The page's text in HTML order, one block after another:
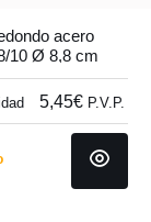
acero
10 Ø 8,8 cm
5,45€ P.V.P.